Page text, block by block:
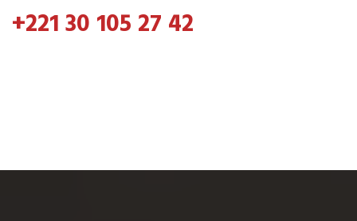
+221 30 105 27 42